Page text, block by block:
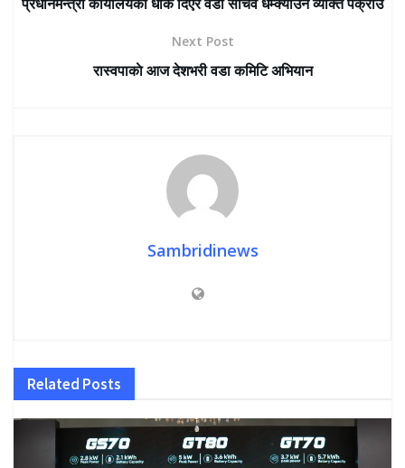
Next Post
रास्वपाकाे आज देशभरी वडा कमिटि अभियान
Sambridinews
Related Posts